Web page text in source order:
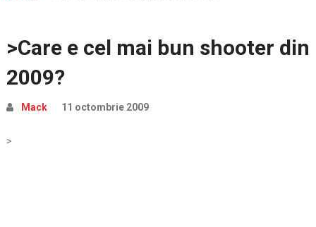
>Care e cel mai bun shooter din
2009?
Mack 11 octombrie 2009
>